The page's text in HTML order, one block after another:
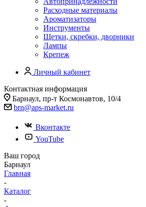
Расходные материалы
Ароматизаторы
Инструменты
Щетки, скребки, дворники
Лампы
Крепеж
Личный кабинет
Контактная информация
Барнаул, пр-т Космонавтов, 10/4
brn@aps-market.ru
Вконтакте
YouTube
Ваш город
Барнаул
Главная
-
Каталог
-